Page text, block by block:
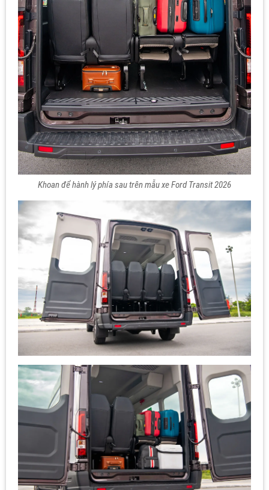
Khoan để hành lý phía sau trên mẫu xe Ford Transit 2026